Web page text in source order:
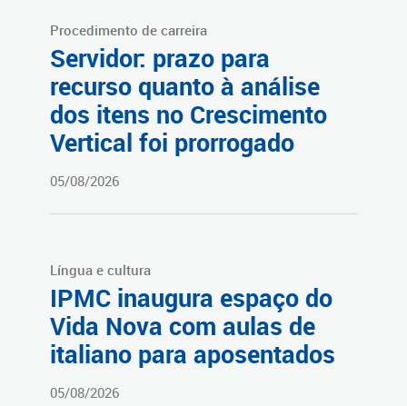
Procedimento de carreira
Servidor: prazo para
recurso quanto à análise
dos itens no Crescimento
Vertical foi prorrogado
05/08/2026
Língua e cultura
IPMC inaugura espaço do
Vida Nova com aulas de
italiano para aposentados
05/08/2026